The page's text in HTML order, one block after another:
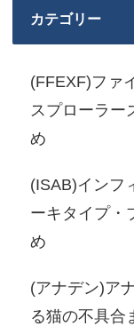
カテゴリー
(FFEXF)ファ
スプローラー
め
(ISAB)インフ
ーキタイプ・
め
(アナデン)ア
る猫の不具合